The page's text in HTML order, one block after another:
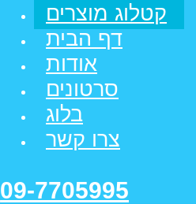
קטלוג מוצרים
דף הבית
אודות
סרטונים
בלוג
צרו קשר
09-7705995